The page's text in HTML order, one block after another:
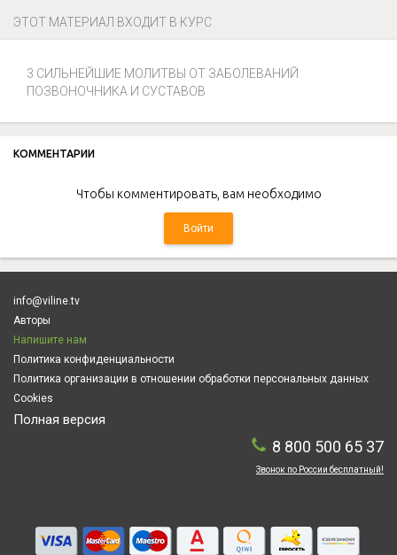
ЭТОТ МАТЕРИАЛ ВХОДИТ В КУРС
3 СИЛЬНЕЙШИЕ МОЛИТВЫ ОТ ЗАБОЛЕВАНИЙ
ПОЗВОНОЧНИКА И СУСТАВОВ
КОММЕНТАРИИ
Чтобы комментировать, вам необходимо
Войти
info@viline.tv
Авторы
Напишите нам
Политика конфиденциальности
Политика организации в отношении обработки персональных данных
Cookies
Полная версия
8 800 500 65 37
Звонок по России бесплатный!